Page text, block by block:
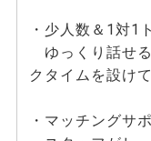
・少人数＆1対1
ゆっくり話せ
クタイムを設け
・マッチングサ